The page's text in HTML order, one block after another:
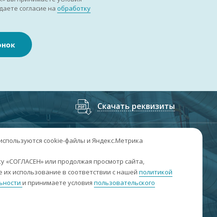
согласие на обработку
Скачать реквизиты
(3852) 50-60-74;+7 (3852) 50-60-73
Барнаул, пр. Ленина, 158А, Н1/204
вс: выходные
cookie-файлы и Яндекс.Метрика
«СОГЛАСЕН» или продолжая просмотр сайта,
использование в соответствии с нашей политикой
и принимаете условия пользовательского